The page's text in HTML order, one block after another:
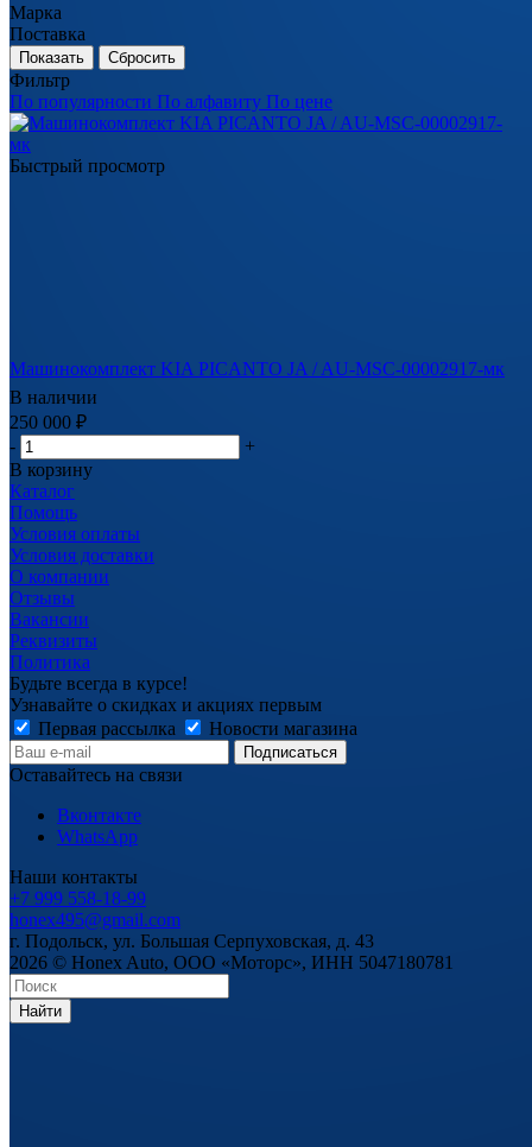
Марка
Поставка
Сбросить
Фильтр
По популярности По алфавиту По цене
Быстрый просмотр
Машинокомплект KIA PICANTO JA / AU-MSC-00002917-мк
В наличии
250 000 ₽
-
+
В корзину
Каталог
Помощь
Условия оплаты
Условия доставки
О компании
Отзывы
Вакансии
Реквизиты
Политика
Будьте всегда в курсе!
Узнавайте о скидках и акциях первым
Первая рассылка
Новости магазина
Оставайтесь на связи
Вконтакте
WhatsApp
Наши контакты
+7 999 558-18-99
honex495@gmail.com
г. Подольск, ул. Большая Серпуховская, д. 43
2026 © Honex Auto, ООО «Моторс», ИНН 5047180781
Найти